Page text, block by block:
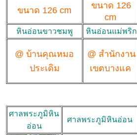
ขนาด 126 cm
ขนาด 126
cm
หินอ่อนขาวชมพู หินอ่อนแม่พริก
@ บ้านคุณหมอ
ประเดิม
@ สำนักงาน
เขตบางแค
ศาลพระภูมิหิน
อ่อน
ศาลพระภูมิหินอ่อน